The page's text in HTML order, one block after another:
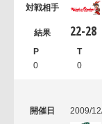
22-28
0 0
2009/